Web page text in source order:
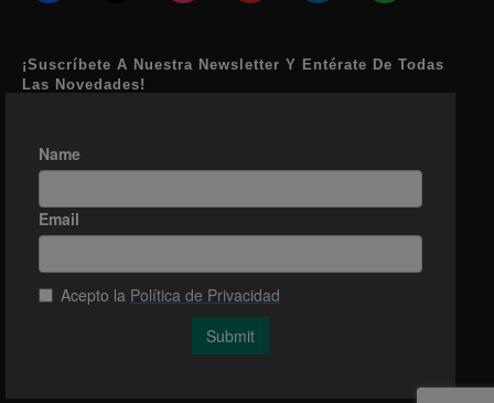
¡Suscríbete A Nuestra Newsletter Y Entérate De Todas
Las Novedades!